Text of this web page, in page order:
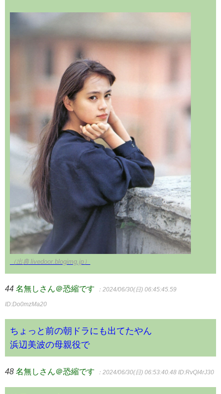
（出典 livedoor.blogimg.jp）
44 名無しさん＠恐縮です ：2024/06/30(日) 06:45:45.59
ID:Do0mzMa20
ちょっと前の朝ドラにも出てたやん
浜辺美波の母親役で
48 名無しさん＠恐縮です ：2024/06/30(日) 06:53:40.48 ID:RvQI4rJ30